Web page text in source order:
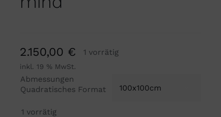
2.150,00 € 1 vorrätig
inkl. 19 % MwSt.
Abmessungen
Quadratisches Format
1 vorrätig